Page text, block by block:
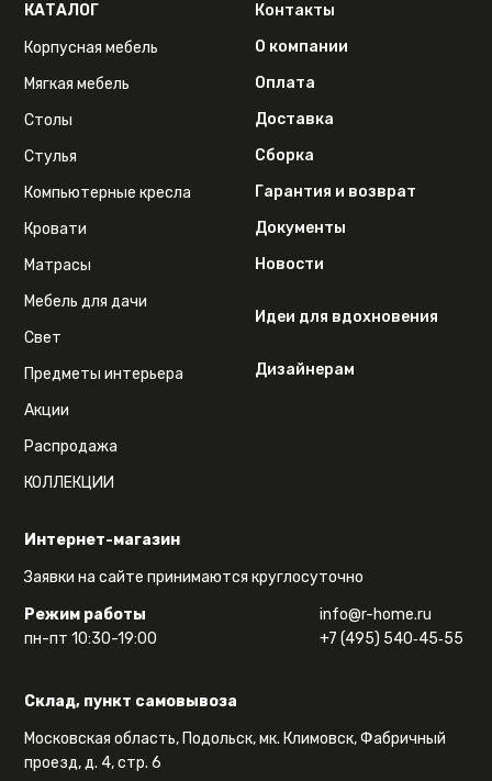
Интернет-магазин
Заявки на сайте принимаются круглосуточно
Режим работы
пн-пт 10:30-19:00
info@r-home.ru
+7 (495) 540‑45‑55
Склад, пункт самовывоза
Московская область, Подольск, мк. Климовск, Фабричный
проезд, д. 4, стр. 6
КАТАЛОГ
Корпусная мебель
Мягкая мебель
Столы
Стулья
Компьютерные кресла
Кровати
Матрасы
Мебель для дачи
Свет
Предметы интерьера
Акции
Распродажа
КОЛЛЕКЦИИ
Контакты
О компании
Оплата
Доставка
Сборка
Гарантия и возврат
Документы
Новости
Идеи для вдохновения
Дизайнерам